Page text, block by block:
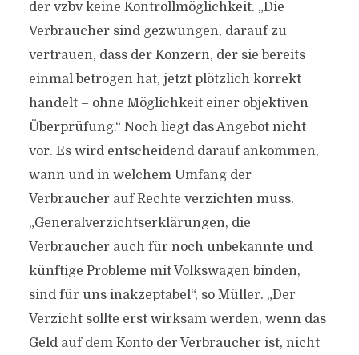
der vzbv keine Kontrollmöglichkeit. „Die
Verbraucher sind gezwungen, darauf zu
vertrauen, dass der Konzern, der sie bereits
einmal betrogen hat, jetzt plötzlich korrekt
handelt – ohne Möglichkeit einer objektiven
Überprüfung.“ Noch liegt das Angebot nicht
vor. Es wird entscheidend darauf ankommen,
wann und in welchem Umfang der
Verbraucher auf Rechte verzichten muss.
„Generalverzichtserklärungen, die
Verbraucher auch für noch unbekannte und
künftige Probleme mit Volkswagen binden,
sind für uns inakzeptabel“, so Müller. „Der
Verzicht sollte erst wirksam werden, wenn das
Geld auf dem Konto der Verbraucher ist, nicht